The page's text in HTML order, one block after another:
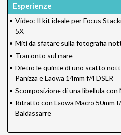
Esperienze
• Video: Il kit ideale per Focus
5X
• Miti da sfatare sulla fotografia
• Tramonto sul mare
• Dietro le quinte di uno scatto
Panizza e Laowa 14mm f/4 DSLR
• Scomposizione di una libellula con
• Ritratto con Laowa Macro 50mm
Baldassarre